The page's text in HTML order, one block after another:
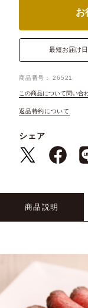
お
最短お届け
商品番号 26521
この商品について問い合
返品特約について
シェア
商品説明